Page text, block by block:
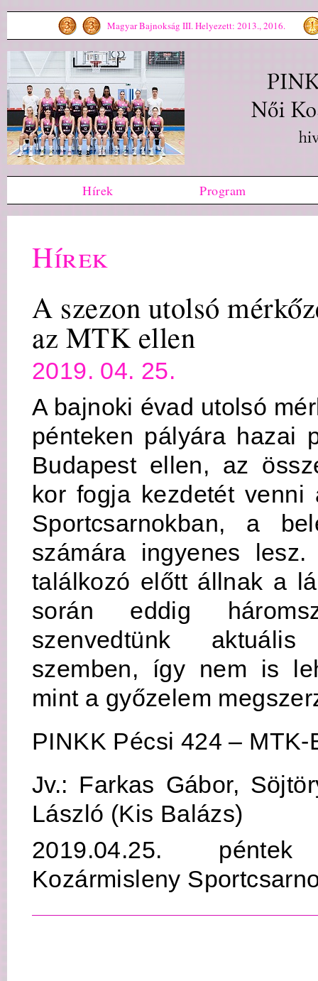
Magyar Bajnokság III. Helyezett: 2013., 2016.
Hírek Program
Hírek
A szezon utolsó
az MTK ellen
2019. 04. 25.
A bajnoki évad utolsó
pénteken pályára hazai
Budapest ellen, az
kor fogja kezdetét venni
Sportcsarnokban, a
számára ingyenes
találkozó előtt állnak a
során eddig
szenvedtünk aktuális
szemben, így nem is
mint a győzelem
PINKK Pécsi 424 – MTK-
Jv.: Farkas Gábor,
László (Kis Balázs)
2019.04.25.
Kozármisleny